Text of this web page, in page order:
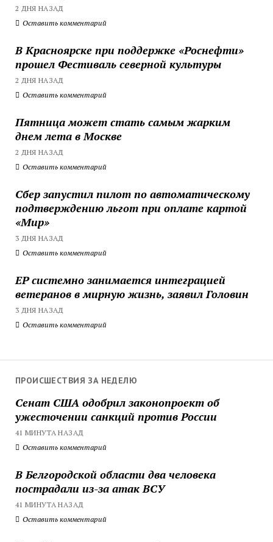
2 ДНЯ НАЗАД
Оставить комментарий
В Красноярске при поддержке «Роснефти»
прошел Фестиваль северной культуры
2 ДНЯ НАЗАД
Оставить комментарий
Пятница может стать самым жарким
днем лета в Москве
2 ДНЯ НАЗАД
Оставить комментарий
Сбер запустил пилот по автоматическому
подтверждению льгот при оплате картой
«Мир»
3 ДНЯ НАЗАД
Оставить комментарий
ЕР системно занимается интеграцией
ветеранов в мирную жизнь, заявил Головин
3 ДНЯ НАЗАД
Оставить комментарий
ПРОИСШЕСТВИЯ ЗА НЕДЕЛЮ
Сенат США одобрил законопроект об
ужесточении санкций против России
41 МИНУТА НАЗАД
Оставить комментарий
В Белгородской области два человека
пострадали из-за атак ВСУ
41 МИНУТА НАЗАД
Оставить комментарий